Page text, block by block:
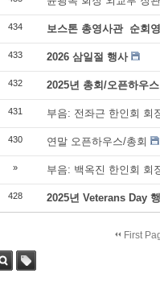
434 보스톤 총영사관 순회
433 2026 삼일절 행사
432 2025년 총회/오픈하우
431 부음: 전좌근 한인회 회
430 연말 오픈하우스/총회
» 부음: 백옥진 한인회 회
428 2025년 Veterans Day
First